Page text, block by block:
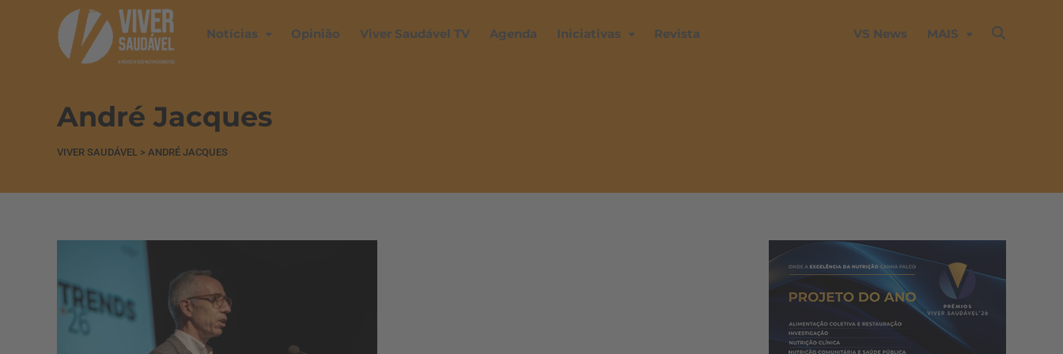
Notícias Opinião Viver Saudável TV Agenda Iniciativas Revista VS News MAIS
André Jacques
VIVER SAUDÁVEL > ANDRÉ JACQUES